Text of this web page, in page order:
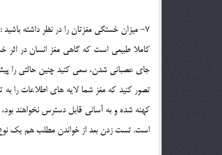
7- ميزان خستگي مغزتان را در نظر داشته باشيد :
كاملا طبيعي است كه گاهي مغز انسان در اثر
جاي عصباني شدن، سعي كنيد چنين حالتي را پيش
تصور كنيد كه مغز شما لايه هاي اطلاعات را
كهنه شده و به آساني قابل دسترس نخواهند
است. تست زدن بعد از خواندن مطلب هم يك